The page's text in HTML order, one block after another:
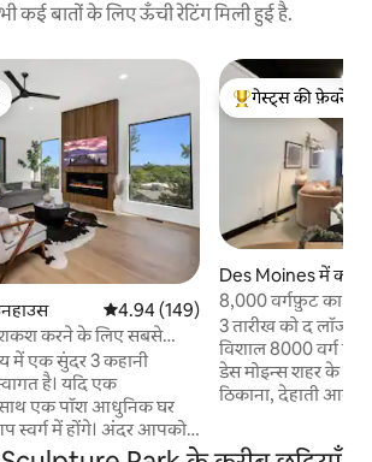
कई बातों के लिए ऊँची रेटिंग मिली हुई है.
औसत रेटिंग 5 में से 4.94, 149 समीक्षाएँ
4.94 (149)
करने के लिए सबसे
में एक सुंदर 3 कहानी
है। यदि एक
एक पॉश आधुनिक घर
स्वर्ग में होंगे। अंदर आपको
अच्छी तरह से सजाया गया
गेस्ट्स का टॉप फ़ेवरेट
गेस्ट्स की फ़ेवरेट
Des Moines में
8,000 वर्गफ़ुट का
क्वार्टर
3 तारीख को द लॉज
विशाल 8000 वर्ग फ़ुट का
डेस मोइन्स शहर के
ठिकाना, देहाती
बड़े लॉफ़्ट के साथ,